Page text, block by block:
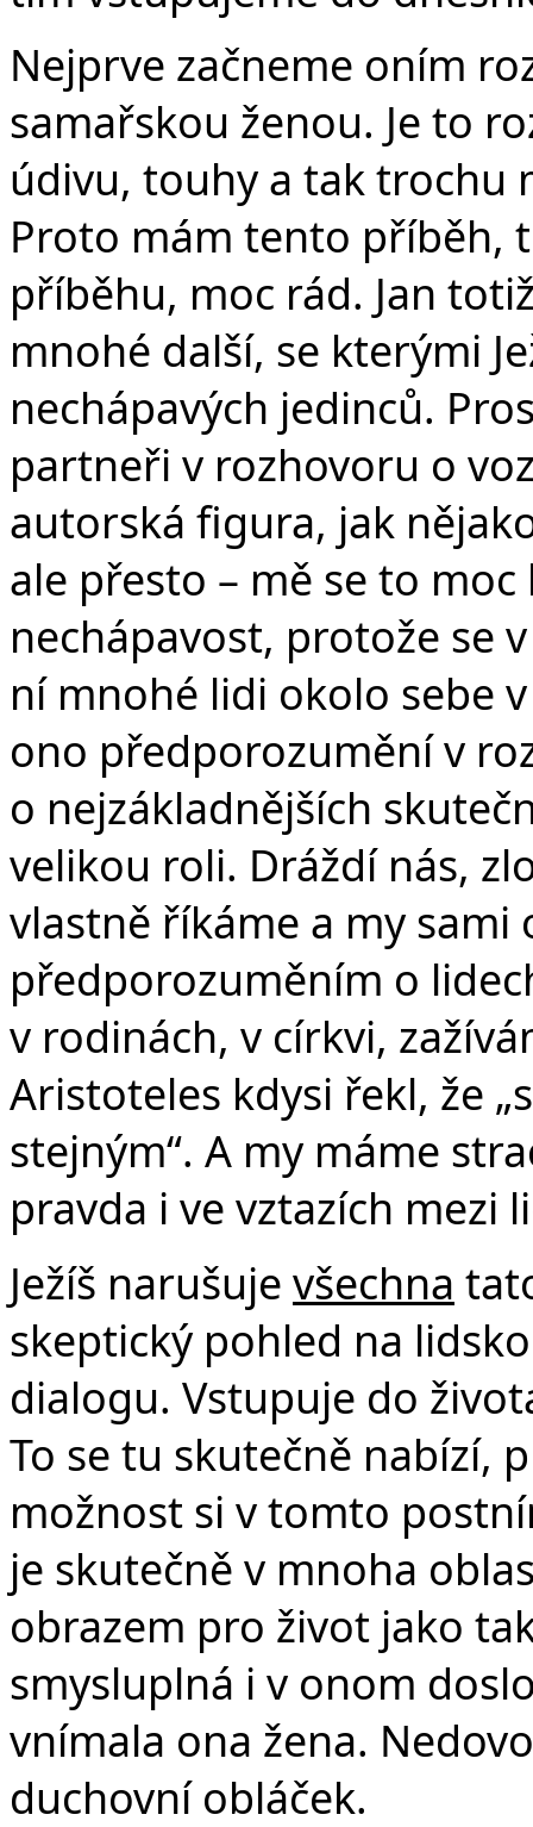
Nejprve začneme oním
samařskou ženou. Je to
údivu, touhy a tak trochu
Proto mám tento příběh,
příběhu, moc rád. Jan
mnohé další, se kterými
nechápavých jedinců.
partneři v rozhovoru o
autorská figura, jak
ale přesto – mě se to
nechápavost, protože se
ní mnohé lidi okolo sebe
ono předporozumění v
o nejzákladnějších
velikou roli. Dráždí nás,
vlastně říkáme a my sami
předporozuměním o
v rodinách, v církvi,
Aristoteles kdysi řekl, že
stejným“. A my máme
pravda i ve vztazích mezi
Ježíš narušuje všechna
skeptický pohled na
dialogu. Vstupuje do
To se tu skutečně nabízí,
možnost si v tomto
je skutečně v mnoha
obrazem pro život jako
smysluplná i v onom
vnímala ona žena.
duchovní obláček.